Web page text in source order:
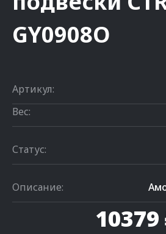
GY0908O
Артикул:
Вес:
Статус:
Описание:
10379